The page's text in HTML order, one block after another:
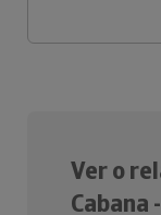
Ver o
Cabana